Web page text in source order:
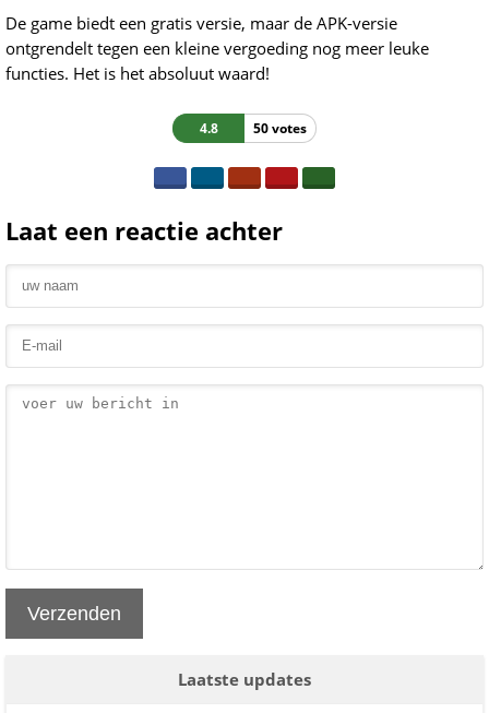
De game biedt een gratis versie, maar de APK-versie
ontgrendelt tegen een kleine vergoeding nog meer leuke
functies. Het is het absoluut waard!
4.8 50 votes
Laat een reactie achter
Verzenden
Laatste updates